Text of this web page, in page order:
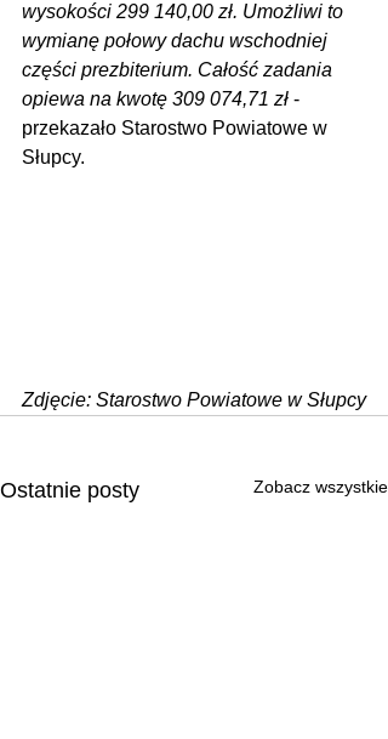
wysokości 299 140,00 zł. Umożliwi to
wymianę połowy dachu wschodniej
części prezbiterium. Całość zadania
opiewa na kwotę 309 074,71 zł -
przekazało Starostwo Powiatowe w
Słupcy.
Zdjęcie: Starostwo Powiatowe w Słupcy
Ostatnie posty Zobacz wszystkie